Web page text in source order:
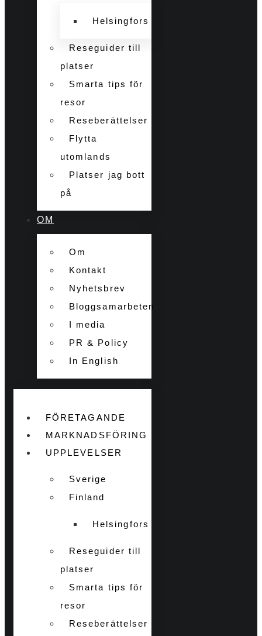
Helsingfors
Reseguider till
platser
Smarta tips för
resor
Reseberättelser
Flytta
utomlands
Platser jag bott
på
OM
Om
Kontakt
Nyhetsbrev
Bloggsamarbeten
I media
PR & Policy
In English
FÖRETAGANDE
MARKNADSFÖRING
UPPLEVELSER
Sverige
Finland
Helsingfors
Reseguider till
platser
Smarta tips för
resor
Reseberättelser